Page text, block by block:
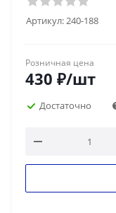
Артикул:240-188
Розничная цена
430 ₽/шт
Достаточно